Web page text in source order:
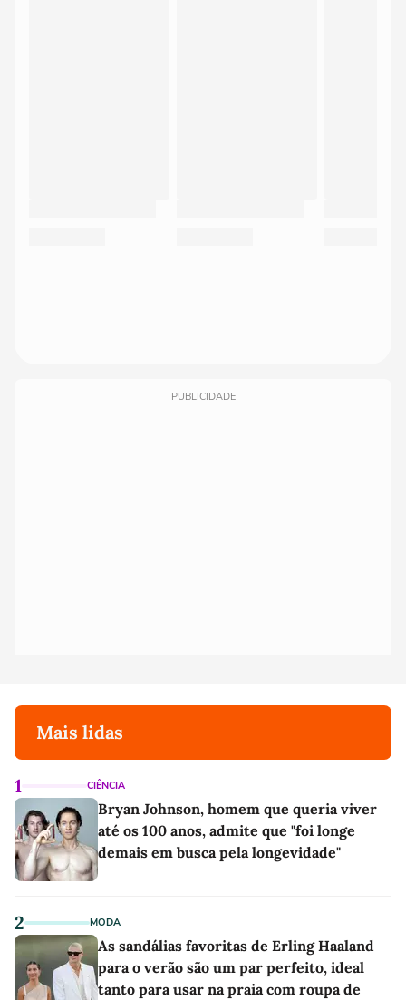
PUBLICIDADE
Mais lidas
1 CIÊNCIA
Bryan Johnson, homem que queria viver
até os 100 anos, admite que "foi longe
demais em busca pela longevidade"
2 MODA
As sandálias favoritas de Erling Haaland
para o verão são um par perfeito, ideal
tanto para usar na praia com roupa de